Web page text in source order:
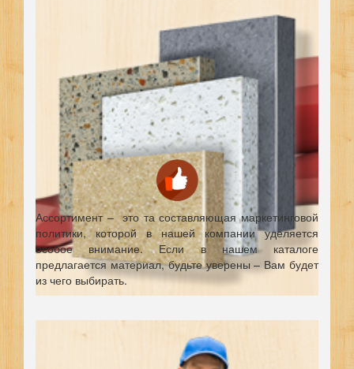
Ассортимент – это та составляющая маркетинговой
политики, которой в нашей компании уделяется
особое внимание. Если в нашем каталоге
предлагается материал, будьте уверены – Вам будет
из чего выбирать.